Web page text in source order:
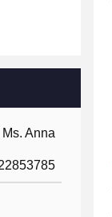
Ms. Anna